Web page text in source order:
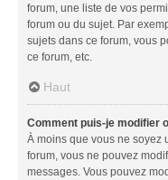
forum, une liste de vos
forum ou du sujet. Par
sujets dans ce forum, vous
ce forum, etc.
Haut
Comment puis-je modifier
À moins que vous ne soyez
forum, vous ne pouvez
messages. Vous pouvez